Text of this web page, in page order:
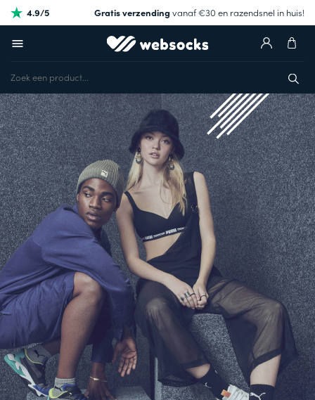
4.9/5 Gratis verzendingvanaf €30 en razendsnel in huis!